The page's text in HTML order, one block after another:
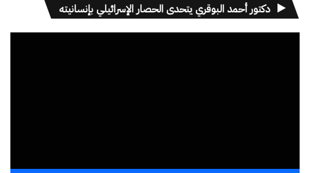
دكتور أحمد البوقري يتحدى الحصار الإسرائيلي بإنسانيته